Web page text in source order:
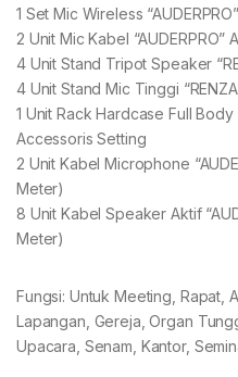
1 Set Mic Wireless
2 Unit Mic Kabel “AUDERPRO”
4 Unit Stand Tripot Speaker
4 Unit Stand Mic Tinggi
1 Unit Rack Hardcase Full Body
Accessoris Setting
2 Unit Kabel Microphone
Meter)
8 Unit Kabel Speaker Aktif
Meter)
Fungsi: Untuk Meeting, Rapat,
Lapangan, Gereja, Organ
Upacara, Senam, Kantor,